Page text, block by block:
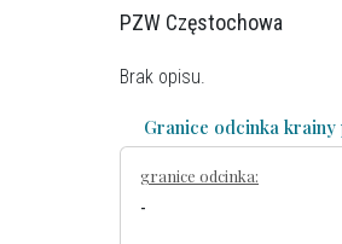
PZW Częstochowa
Brak opisu.
Granice odcinka krainy
granice odcinka:
-